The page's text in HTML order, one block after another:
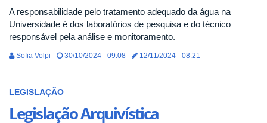
A responsabilidade pelo tratamento adequado da água na
Universidade é dos laboratórios de pesquisa e do técnico
responsável pela análise e monitoramento.
Sofia Volpi - 30/10/2024 - 09:08 - 12/11/2024 - 08:21
LEGISLAÇÃO
Legislação Arquivística